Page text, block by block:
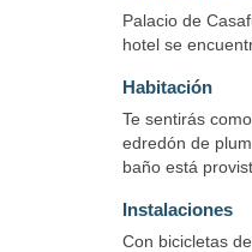
Palacio de
hotel se
Habitación
Te sentirás
edredón de
baño está
Instalaciones
Con bicicletas